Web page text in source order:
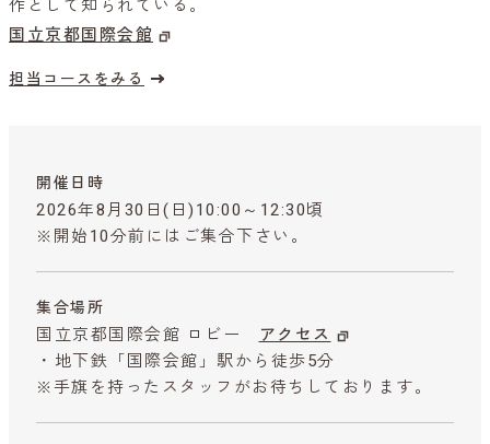
作として知られている。
国立京都国際会館
担当コースをみる
開催日時
2026年8月30日(日)10:00～12:30頃
※開始10分前にはご集合下さい。
集合場所
国立京都国際会館 ロビー
アクセス
・地下鉄「国際会館」駅から徒歩5分
※手旗を持ったスタッフがお待ちしております。